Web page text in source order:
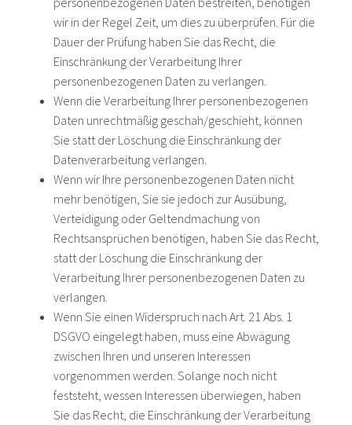
wir in der Regel Zeit, um dies zu überprüfen. Für die
Dauer der Prüfung haben Sie das Recht, die
Einschränkung der Verarbeitung Ihrer
personenbezogenen Daten zu verlangen.
Wenn die Verarbeitung Ihrer personenbezogenen
Daten unrechtmäßig geschah/geschieht, können
Sie statt der Löschung die Einschränkung der
Datenverarbeitung verlangen.
Wenn wir Ihre personenbezogenen Daten nicht
mehr benötigen, Sie sie jedoch zur Ausübung,
Verteidigung oder Geltendmachung von
Rechtsansprüchen benötigen, haben Sie das Recht,
statt der Löschung die Einschränkung der
Verarbeitung Ihrer personenbezogenen Daten zu
verlangen.
Wenn Sie einen Widerspruch nach Art. 21 Abs. 1
DSGVO eingelegt haben, muss eine Abwägung
zwischen Ihren und unseren Interessen
vorgenommen werden. Solange noch nicht
feststeht, wessen Interessen überwiegen, haben
Sie das Recht, die Einschränkung der Verarbeitung